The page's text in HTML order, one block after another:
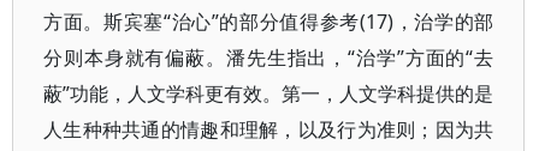
方面。斯宾塞“治心”的部分值得参考(17)，治学的部
分则本身就有偏蔽。潘先生指出，“治学”方面的“去
蔽”功能，人文学科更有效。第一，人文学科提供的是
人生种种共通的情趣和理解，以及行为准则；因为共